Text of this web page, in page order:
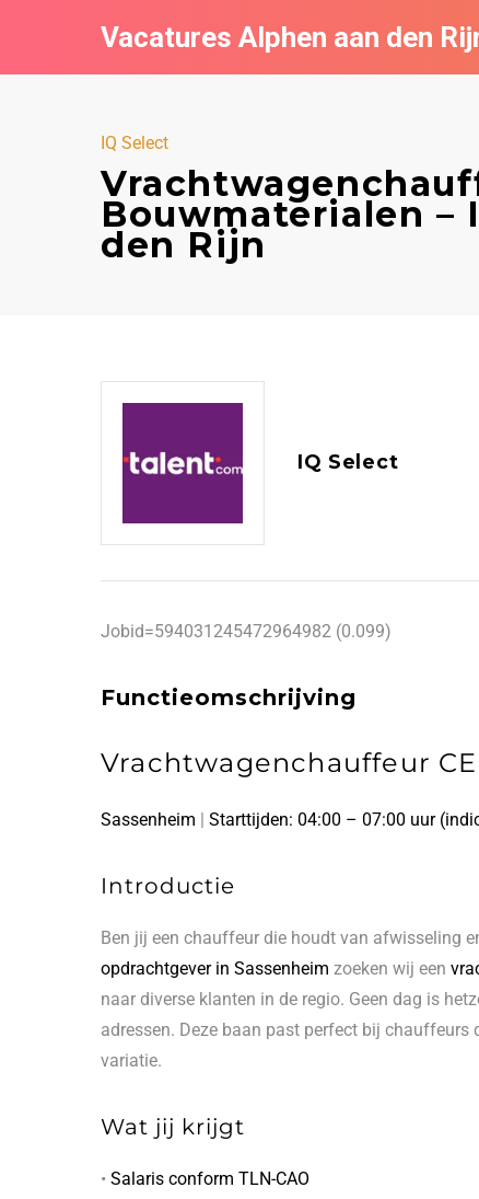
Vacatures Alphen aan den
IQ Select
Bouwmaterialen –
den Rijn
IQ Select
Jobid=594031245472964982 (0.099)
Functieomschrijving
Vrachtwagenchauffeur
Sassenheim | Starttijden: 04:00 – 07:00 uur
Introductie
Ben jij een chauffeur die houdt van afwisseling
opdrachtgever in Sassenheim zoeken wij een
naar diverse klanten in de regio. Geen dag is
adressen. Deze baan past perfect bij
variatie.
Wat jij krijgt
• Salaris conform TLN-CAO